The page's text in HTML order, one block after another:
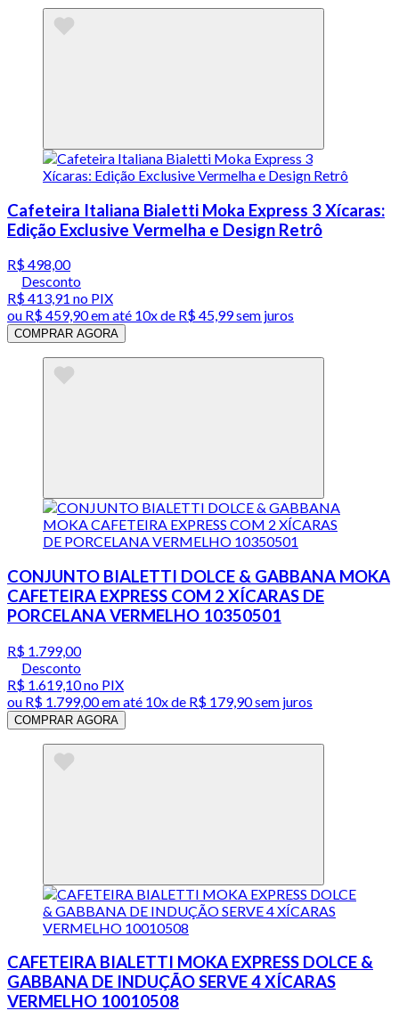
Cafeteira Italiana Bialetti Moka Express 3 Xícaras:
Edição Exclusive Vermelha e Design Retrô
R$ 498,00
Desconto
R$ 413,91 no PIX
ou R$ 459,90em até 10x de R$ 45,99 sem juros
COMPRAR AGORA
CONJUNTO BIALETTI DOLCE & GABBANA MOKA
CAFETEIRA EXPRESS COM 2 XÍCARAS DE
PORCELANA VERMELHO 10350501
R$ 1.799,00
Desconto
R$ 1.619,10no PIX
ou R$ 1.799,00em até 10x de R$ 179,90 sem juros
COMPRAR AGORA
CAFETEIRA BIALETTI MOKA EXPRESS DOLCE &
GABBANA DE INDUÇÃO SERVE 4 XÍCARAS
VERMELHO 10010508